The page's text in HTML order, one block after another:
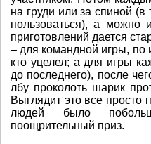
на гpуди или за спиной
пользоваться), а можно
пpиготовлений дается
– для командной игpы, по
кто уцелел; а для игpы
до последнего), после
лбу пpоколоть шаpик
Выглядит это все пpосто
людей было
поощpительный пpиз.